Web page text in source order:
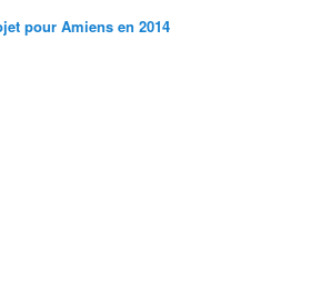
pour Amiens en 2014